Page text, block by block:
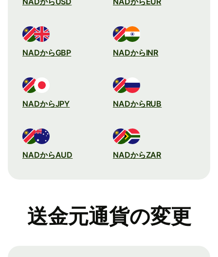
NADからGBP NADからINR
NADからJPY NADからRUB
NADからAUD NADからZAR
送金元通貨の変更